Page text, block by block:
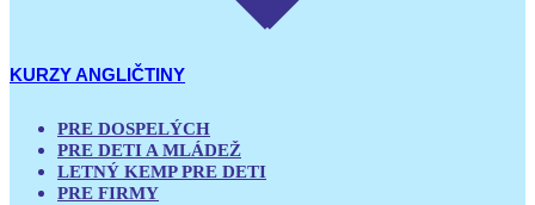
KURZY ANGLIČTINY
PRE DOSPELÝCH
PRE DETI A MLÁDEŽ
LETNÝ KEMP PRE DETI
PRE FIRMY